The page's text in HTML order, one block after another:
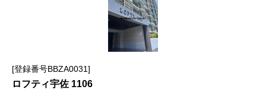
登録番号BBZA0031
ロフティ宇佐 1106